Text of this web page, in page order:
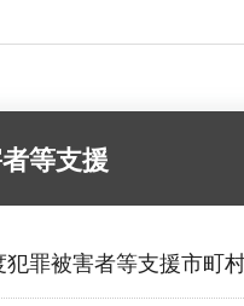
等支援
犯罪被害者等支援市町